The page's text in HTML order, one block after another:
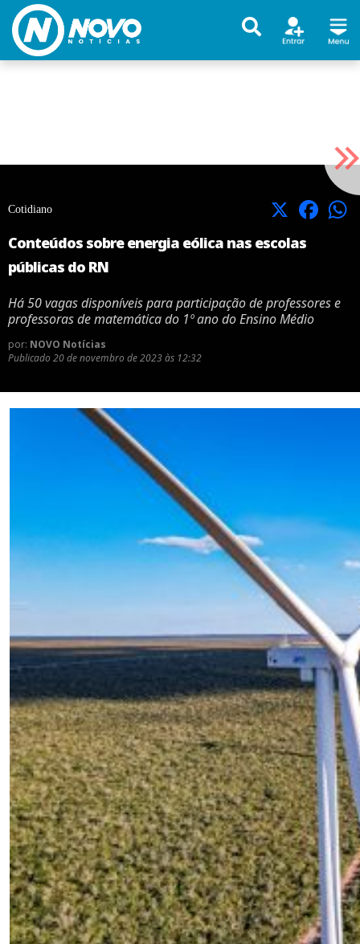
Cotidiano X Facebook
Conteúdos sobre energia eólica nas escolas
públicas do RN
Há 50 vagas disponíveis para participação de professores e
professoras de matemática do 1º ano do Ensino Médio
por: NOVO Notícias
Publicado 20 de novembro de 2023 às 12:32